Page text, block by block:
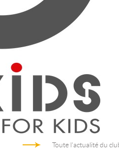
Toute l'actualité du